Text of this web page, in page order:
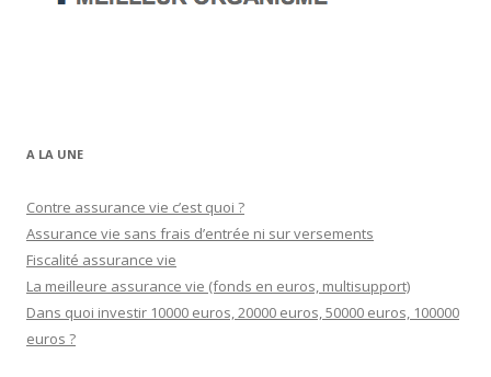
A LA UNE
Contre assurance vie c’est quoi ?
Assurance vie sans frais d’entrée ni sur versements
Fiscalité assurance vie
La meilleure assurance vie (fonds en euros, multisupport)
Dans quoi investir 10000 euros, 20000 euros, 50000 euros, 100000
euros ?